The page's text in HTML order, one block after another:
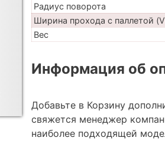
Радиус поворота
Ширина прохода с паллетой
Вес
Информация об
Добавьте в Корзину
свяжется менеджер
наиболее подходящей